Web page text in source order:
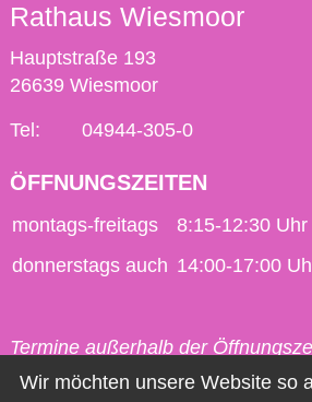
Rathaus Wiesmoor
Hauptstraße 193
26639 Wiesmoor
Tel: 04944-305-0
ÖFFNUNGSZEITEN
montags-freitags
8:15-12:30 Uhr
donnerstags auch 14:00-17:00
Termine außerhalb der
vorheriger Vereinbarung möglich.
Wir möchten unsere Website so